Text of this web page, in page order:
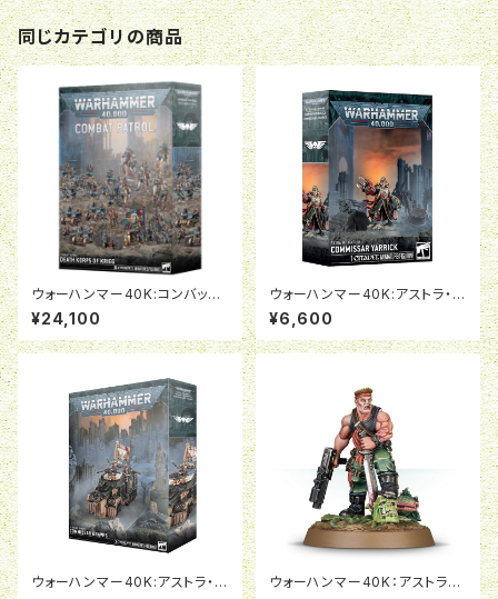
同じカテゴリの商品
ウォーハンマー40K:コンバット
パトロール:デスコーア・オヴ・ク
リーグ
¥24,100
ウォーハンマー40K:アストラ・ミ
リタルム：政治将校ヤーリック
¥6,600
ウォーハンマー40K:アストラ・ミ
ウォーハンマー40K：アストラ・